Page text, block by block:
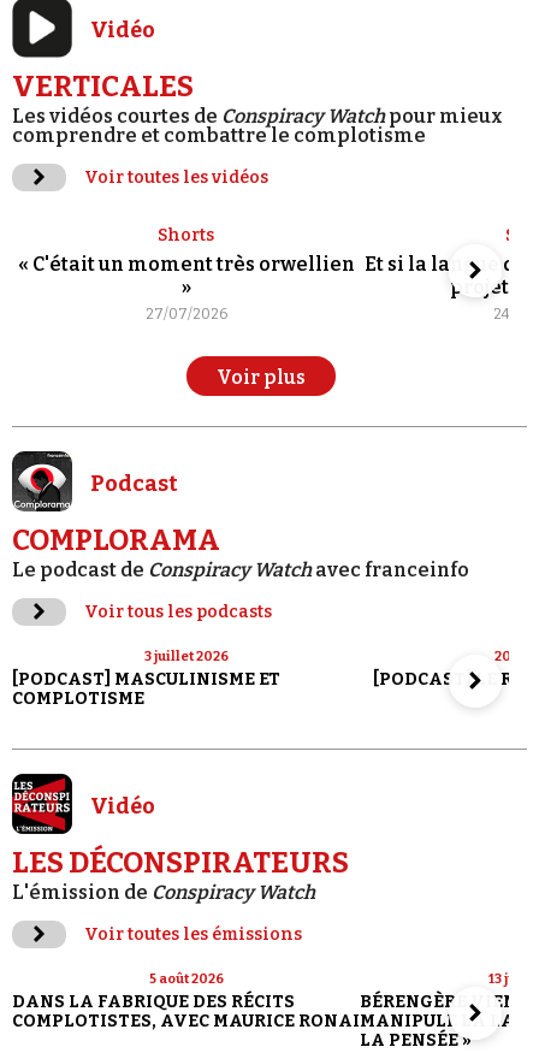
Vidéo
VERTICALES
Les vidéos courtes de Conspiracy Watchpour mieux
comprendre et combattre le complotisme
Voir toutes les vidéos
Shorts
« C'était un moment très orwellien
»
27/07/2026
Et si la langue de
projet
24/
Voir plus
Podcast
COMPLORAMA
Le podcast de Conspiracy Watchavec franceinfo
Voir tous les podcasts
3 juillet 2026
[PODCAST] MASCULINISME ET
COMPLOTISME
20
[PODCAST] LE
Vidéo
LES DÉCONSPIRATEURS
L'émission de Conspiracy Watch
Voir toutes les émissions
5 août 2026
DANS LA FABRIQUE DES RÉCITS
COMPLOTISTES, AVEC MAURICE RONAI
13
BÉRENGÈRE
MANIPULE LA
LA PENSÉE »